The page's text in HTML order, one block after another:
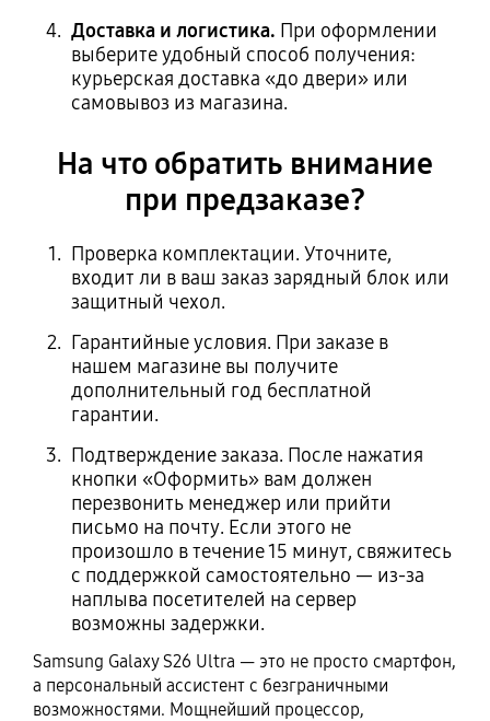
Доставка и логистика. При оформлении
выберите удобный способ получения:
курьерская доставка «до двери» или
самовывоз из магазина.
На что обратить внимание
при предзаказе?
Проверка комплектации. Уточните,
входит ли в ваш заказ зарядный блок или
защитный чехол.
Гарантийные условия. При заказе в
нашем магазине вы получите
дополнительный год бесплатной
гарантии.
Подтверждение заказа. После нажатия
кнопки «Оформить» вам должен
перезвонить менеджер или прийти
письмо на почту. Если этого не
произошло в течение 15 минут, свяжитесь
с поддержкой самостоятельно — из-за
наплыва посетителей на сервер
возможны задержки.
Samsung Galaxy S26 Ultra — это не просто смартфон,
а персональный ассистент с безграничными
возможностями. Мощнейший процессор,